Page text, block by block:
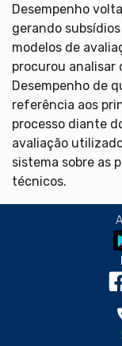
Desempenho
gerando
modelos de
procurou analisar
Desempenho de
referência aos
processo diante
avaliação
sistema sobre as
técnicos.